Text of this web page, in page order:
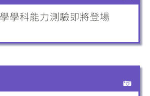
學科能力測驗即將登場